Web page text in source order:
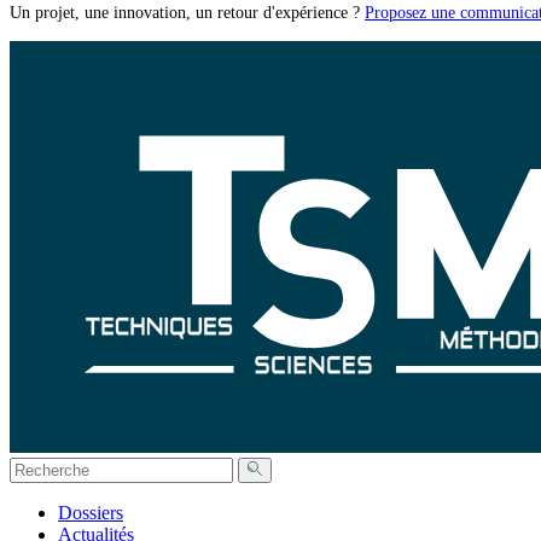
Un projet, une innovation, un retour d'expérience ? Proposez une
Dossiers
Actualités